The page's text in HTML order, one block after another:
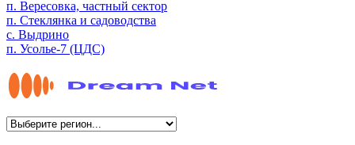
п. Вересовка, частный сектор
п. Стеклянка и садоводства
с. Выдрино
п. Усолье-7 (ЦДС)